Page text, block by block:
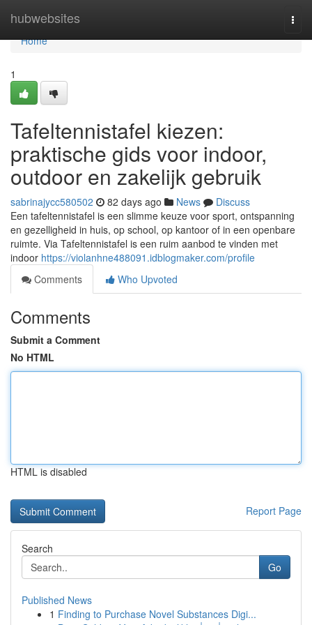
hubwebsites
Home
Home
1
Tafeltennistafel kiezen:
praktische gids voor indoor,
outdoor en zakelijk gebruik
sabrinajycc580502 82 days ago News
Discuss
Een tafeltennistafel is een slimme keuze voor sport, ontspanning
en gezelligheid in huis, op school, op kantoor of in een openbare
ruimte. Via Tafeltennistafel is een ruim aanbod te vinden met
indoor https://violanhne488091.idblogmaker.com/profile
Comments
Who Upvoted
Comments
Submit a Comment
No HTML
HTML is disabled
Report Page
Search
Go
Published News
1 Finding to Purchase Novel Substances Digi...